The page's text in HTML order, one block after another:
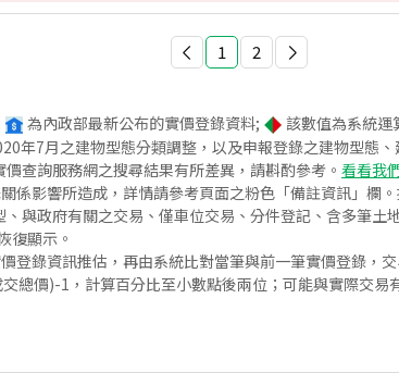
1 2
為內政部最新公布的實價登錄資料; 該數值為系統運
年7月之建物型態分類調整，以及申報登錄之建物型態
查詢服務網之搜尋結果有所差異，請斟酌參考。 看看我
係影響所造成，詳情請參考頁面之粉色「備註資訊」欄
與政府有關之交易、僅車位交易、分件登記、含多筆土
復顯示。
登錄資訊推估，再由系統比對當筆與前一筆實價登錄，
總價)-1，計算百分比至小數點後兩位；可能與實際交易